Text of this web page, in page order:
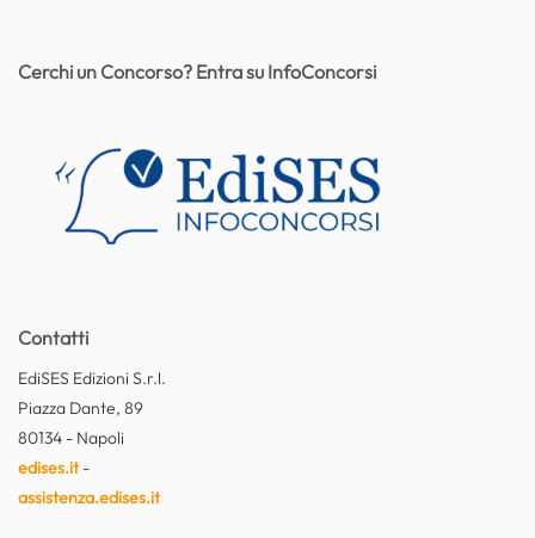
Contatti
EdiSES Edizioni S.r.l.
Piazza Dante, 89
80134 - Napoli
edises.it-
assistenza.edises.it
Cerchi un Concorso? Entra su InfoConcorsi